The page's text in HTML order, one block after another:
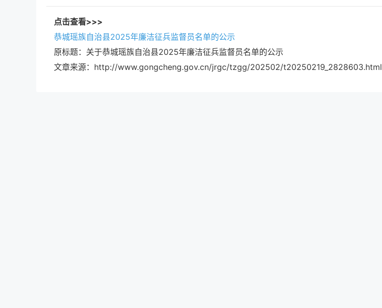
点击查看>>>
恭城瑶族自治县2025年廉洁征兵监督员名单的公示
原标题：关于恭城瑶族自治县2025年廉洁征兵监督员名单的公示
文章来源：http://www.gongcheng.gov.cn/jrgc/tzgg/202502/t20250219_2828603.html